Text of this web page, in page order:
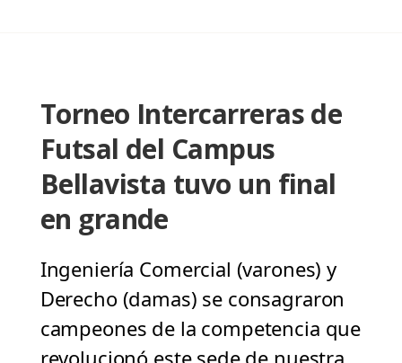
Torneo Intercarreras de
Futsal del Campus
Bellavista tuvo un final
en grande
Ingeniería Comercial (varones) y
Derecho (damas) se consagraron
campeones de la competencia que